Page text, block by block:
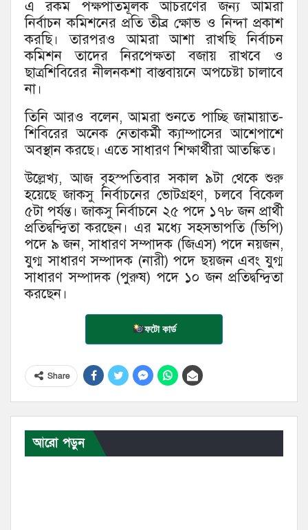
এ রকম পক্ষপাতমূলক আচরণের জন্য আমরা
নির্বাচন কমিশনের প্রতি তীব্র ক্ষোভ ও নিন্দা প্রকাশ
করছি। তারপরও আমরা আশা রাখছি নির্বাচন
কমিশন তাদের নিরপেক্ষতা বজায় রাখবে ও
ছাত্রশিবিরের নীলনকশা বাস্তবায়নে অপচেষ্টা চালাবে
না।
তিনি আরও বলেন, আমরা শুনতে পাচ্ছি জামায়াত-
শিবিরের অনেক নেতাকর্মী ক্যাম্পাসের আশেপাশে
অবস্থান করছে। এতে সাধারণ শিক্ষার্থীরা আতঙ্কিত।
উল্লেখ্য, আজ বৃহস্পতিবার সকাল ৯টা থেকে শুরু
হয়েছে জাকসু নির্বাচনের ভোটগ্রহণ, চলবে বিকেল
৫টা পর্যন্ত। জাকসু নির্বাচনে ২৫ পদে ১৭৮ জন প্রার্থী
প্রতিদ্বন্দ্বিতা করছেন। এর মধ্যে সহসভাপতি (ভিপি)
পদে ৯ জন, সাধারণ সম্পাদক (জিএস) পদে নয়জন,
যুগ্ম সাধারণ সম্পাদক (নারী) পদে ছয়জন এবং যুগ্ম
সাধারণ সম্পাদক (পুরুষ) পদে ১০ জন প্রতিদ্বন্দ্বিতা
করছেন।
ফটো কার্ড
Share
আরো পড়ুন